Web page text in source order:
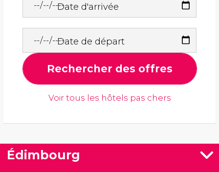
Date d'arrivée
Date de départ
Rechercher des offres
Voir tous les hôtels pas chers
Édimbourg